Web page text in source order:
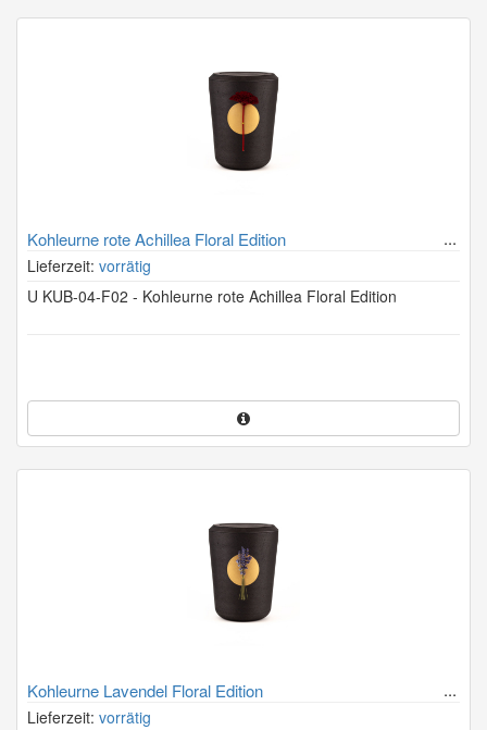
Kohleurne rote Achillea Floral Edition
Lieferzeit: vorrätig
U KUB-04-F02 - Kohleurne rote Achillea Floral Edition
Kohleurne Lavendel Floral Edition
Lieferzeit: vorrätig